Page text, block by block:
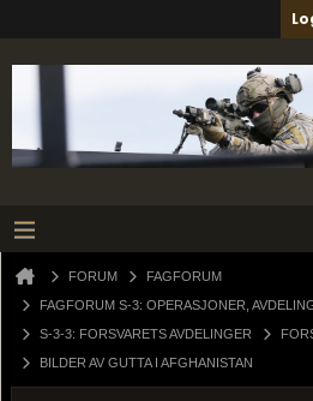
FORUM
FAGFORUM
FAGFORUM S-3: OPERASJONER,
S-3-3: FORSVARETS AVDELINGER
BILDER AV GUTTA I AFGHANISTAN